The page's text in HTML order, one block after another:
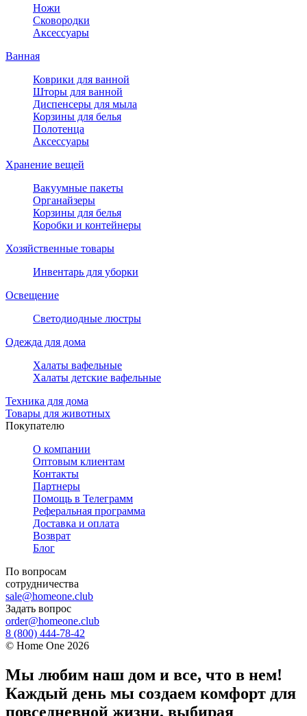
Ножи
Сковородки
Аксессуары
Ванная
Коврики для ванной
Шторы для ванной
Диспенсеры для мыла
Корзины для белья
Полотенца
Аксессуары
Хранение вещей
Вакуумные пакеты
Органайзеры
Корзины для белья
Коробки и контейнеры
Хозяйственные товары
Инвентарь для уборки
Освещение
Светодиодные люстры
Одежда для дома
Халаты вафельные
Халаты детские вафельные
Техника для дома
Товары для животных
Покупателю
О компании
Оптовым клиентам
Контакты
Партнеры
Помощь в Телеграмм
Реферальная программа
Доставка и оплата
Возврат
Блог
По вопросам
сотрудничества
sale@homeone.club
Задать вопрос
order@homeone.club
8 (800) 444-78-42
© Home One 2026
Мы любим наш дом и все, что в нем!
Каждый день мы создаем комфорт для
повседневной жизни, выбирая